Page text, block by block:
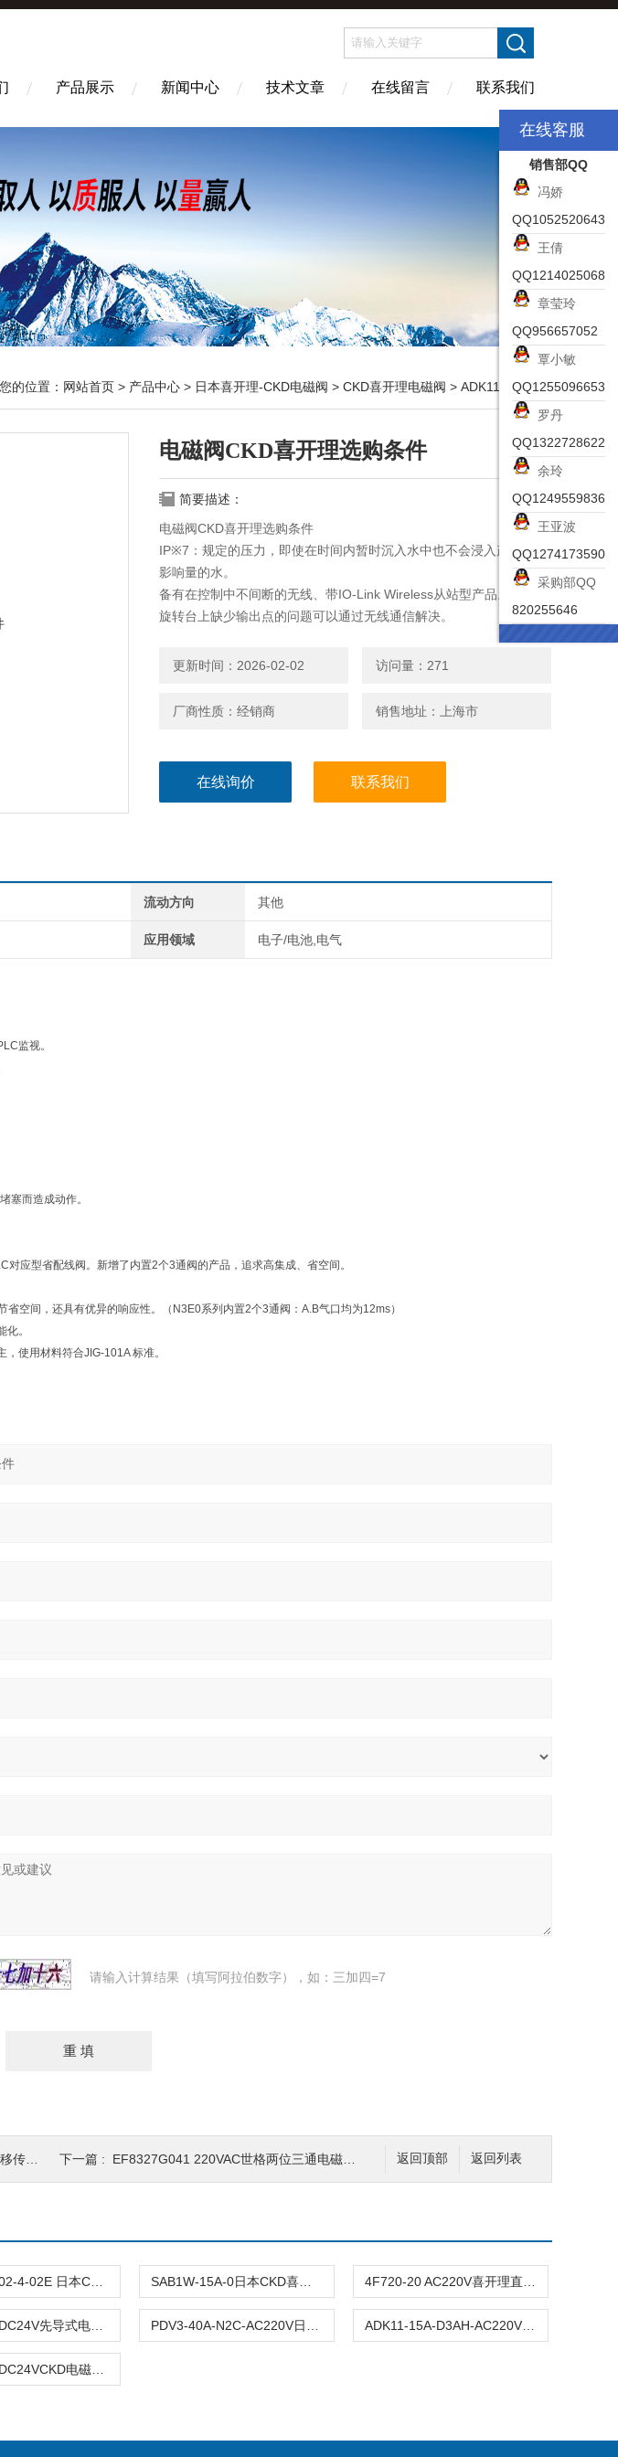
产品展示 新闻中心 技术文章 在线留言 联系我们
您的位置： 网站首页 > 产品中心 > 日本喜开理-CKD电磁阀 > CKD喜开理电磁阀 > ADK11-25A-02E-DC24V电磁阀CKD喜开理选购条件
电磁阀CKD喜开理选购条件
简要描述：
电磁阀CKD喜开理选购条件
IP※7：规定的压力，即使在时间内暂时沉入水中也不会浸入产生有害
影响量的水。
备有在控制中不间断的无线、带IO-Link Wireless从站型产品。
旋转台上缺少输出点的问题可以通过无线通信解决。
更新时间：2026-02-02 访问量：271
厂商性质：经销商 销售地址：上海市
在线询价 联系我们
流动方向 其他
应用领域 电子/电池,电气
监视。
塞而造成动作。
应型省配线阀。新增了内置2个3通阀的产品，追求高集成、省空间。
空间，还具有优异的响应性。（N3E0系列内置2个3通阀：A.B气口均为12ms）
。
使用材料符合JIG-101A 标准。
请输入计算结果（填写阿拉伯数字），如：三加四=7
返回列表
返回顶部
应用 下一篇 : EF8327G041 220VAC世格两位三通电磁阀分类及参数
在线客服
销售部QQ
冯娇
QQ1052520643
王倩
QQ1214025068
章莹玲
QQ956657052
覃小敏
QQ1255096653
罗丹
QQ1322728622
余玲
QQ1249559836
王亚波
QQ1274173590
采购部QQ
820255646